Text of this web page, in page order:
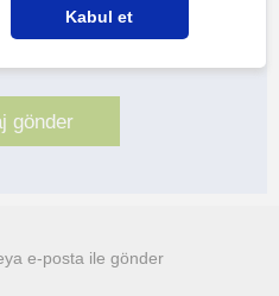
şartlar ve koşullarımızıilegizlilik
e-posta ile gönder
Kabul et